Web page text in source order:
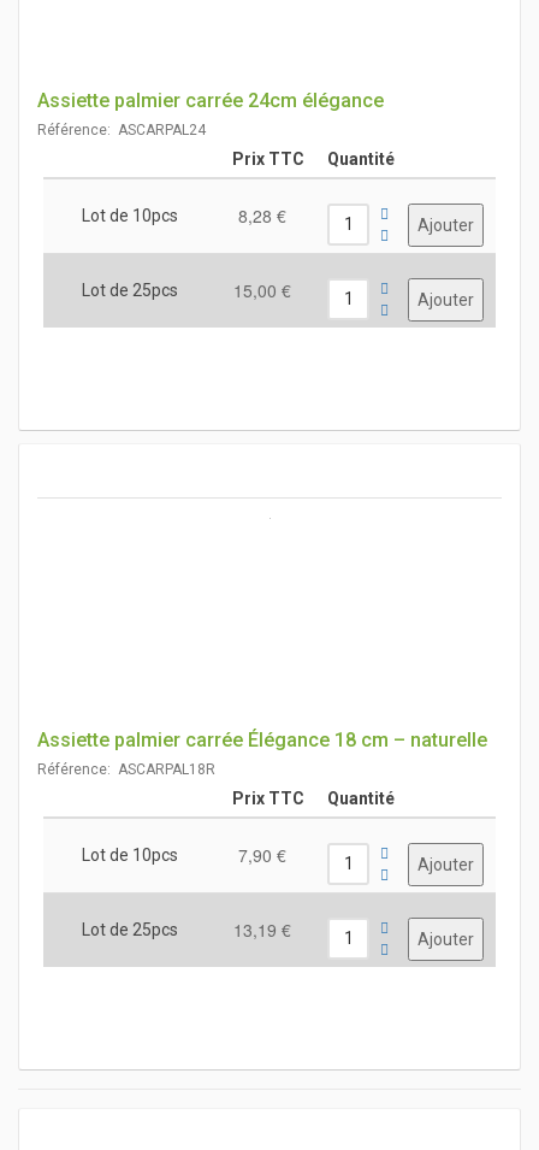
Assiette palmier carrée 24cm élégance
Référence: ASCARPAL24
Prix TTC Quantité
Lot de 10pcs 8,28 €
Lot de 25pcs 15,00 €
Assiette palmier carrée Élégance 18 cm – naturelle
Référence: ASCARPAL18R
Prix TTC Quantité
Lot de 10pcs 7,90 €
Lot de 25pcs 13,19 €